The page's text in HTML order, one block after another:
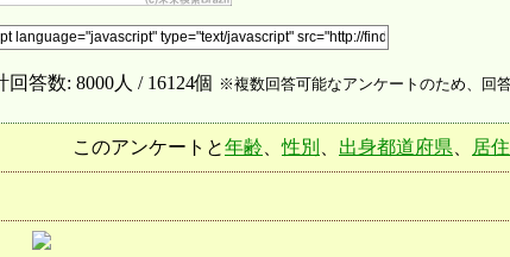
回答数: 8000人 / 16124個 ※複数回答可能なアンケートのため、回
このアンケートと年齢 、性別 出身都道府県 居